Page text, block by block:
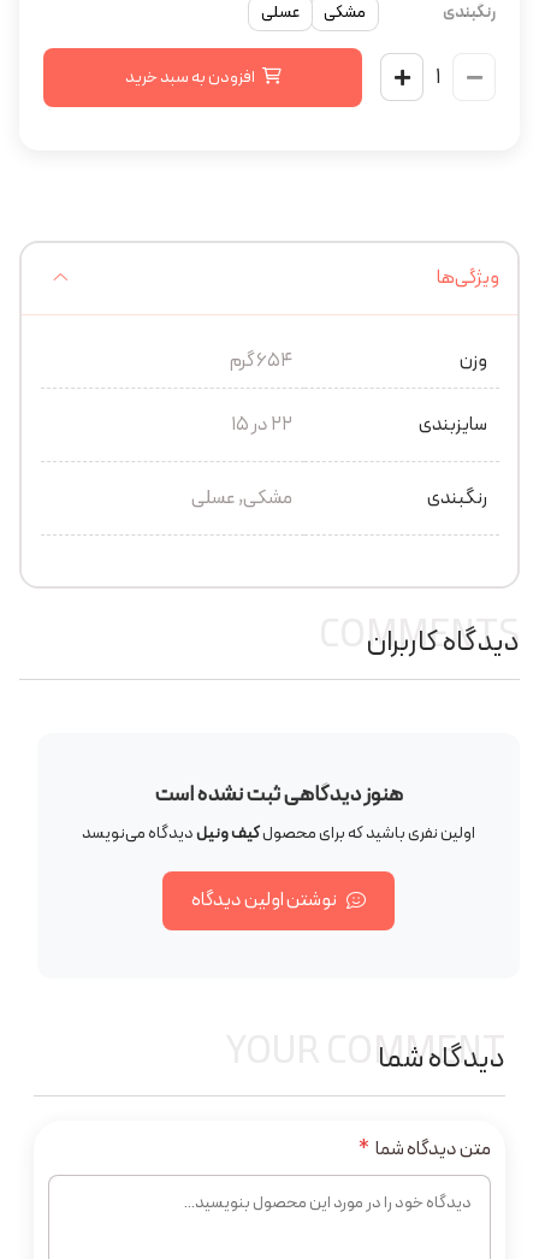
رنگبندی مشکی عسلی
افزودن به سبد خرید
ویژگی‌ها
وزن 654 گرم
سایزبندی 22 در 15
رنگبندی مشکی, عسلی
دیدگاه کاربران
COMMENTS
هنوز دیدگاهی ثبت نشده است
اولین نفری باشید که برای محصولکیف ونیلدیدگاه می‌نویسد
نوشتن اولین دیدگاه
دیدگاه شما
YOUR COMMENT
متن دیدگاه شما *